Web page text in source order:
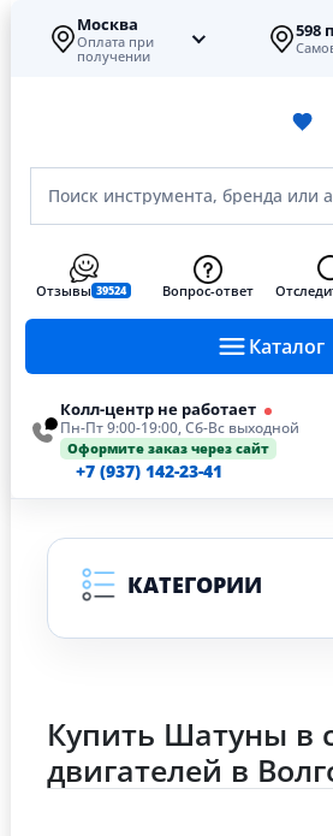
Москва
Оплата при
получении
598
Поиск инструмента, бренда или
Каталог
Отзывы 39524 Вопрос-ответ
Колл-центр не работает
Пн-Пт 9:00-19:00, Сб-Вс выходной
Оформите заказ через сайт
+7 (937) 142-23-41
КАТЕГОРИИ
Купить Шатуны в
двигателей в